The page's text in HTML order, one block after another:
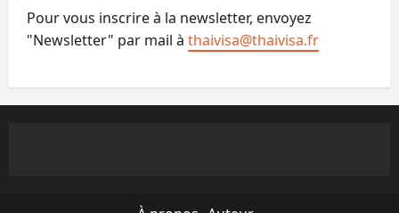
Pour vous inscrire à la newsletter, envoyez
"Newsletter" par mail à thaivisa@thaivisa.fr